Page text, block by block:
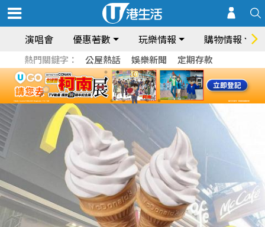
演唱會 優惠著數 玩樂情報 購物情報
熱門關鍵字： 公屋熱話 娛樂新聞 定期存款